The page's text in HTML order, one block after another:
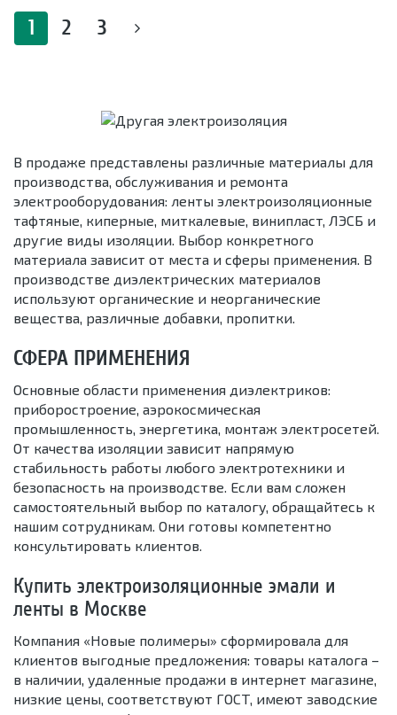
1 2 3
В продаже представлены различные материалы для
производства, обслуживания и ремонта
электрооборудования: ленты электроизоляционные
тафтяные, киперные, миткалевые, винипласт, ЛЭСБ и
другие виды изоляции. Выбор конкретного
материала зависит от места и сферы применения. В
производстве диэлектрических материалов
используют органические и неорганические
вещества, различные добавки, пропитки.
СФЕРА ПРИМЕНЕНИЯ
Основные области применения диэлектриков:
приборостроение, аэрокосмическая
промышленность, энергетика, монтаж электросетей.
От качества изоляции зависит напрямую
стабильность работы любого электротехники и
безопасность на производстве. Если вам сложен
самостоятельный выбор по каталогу, обращайтесь к
нашим сотрудникам. Они готовы компетентно
консультировать клиентов.
Купить электроизоляционные эмали и
ленты в Москве
Компания «Новые полимеры» сформировала для
клиентов выгодные предложения: товары каталога –
в наличии, удаленные продажи в интернет магазине,
низкие цены, соответствуют ГОСТ, имеют заводские